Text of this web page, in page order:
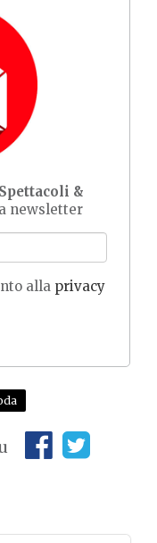
Spettacoli &
newsletter
alla privacy